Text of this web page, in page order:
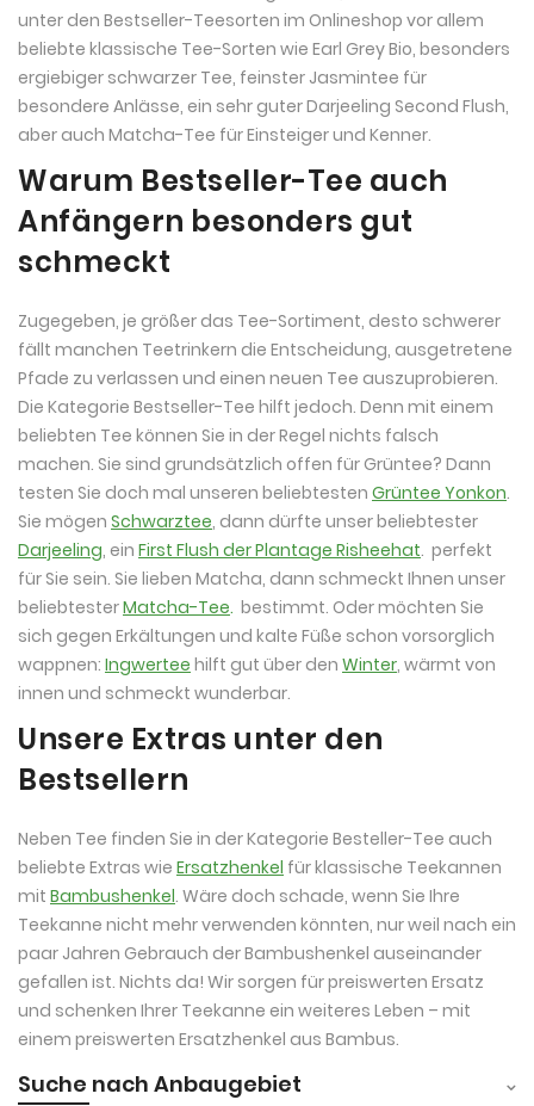
unter den Bestseller-Teesorten im Onlineshop vor allem
beliebte klassische Tee-Sorten wie Earl Grey Bio, besonders
ergiebiger schwarzer Tee, feinster Jasmintee für
besondere Anlässe, ein sehr guter Darjeeling Second Flush,
aber auch Matcha-Tee für Einsteiger und Kenner.
Warum Bestseller-Tee auch
Anfängern besonders gut
schmeckt
Zugegeben, je größer das Tee-Sortiment, desto schwerer
fällt manchen Teetrinkern die Entscheidung, ausgetretene
Pfade zu verlassen und einen neuen Tee auszuprobieren.
Die Kategorie Bestseller-Tee hilft jedoch. Denn mit einem
beliebten Tee können Sie in der Regel nichts falsch
machen. Sie sind grundsätzlich offen für Grüntee? Dann
testen Sie doch mal unseren beliebtesten Grüntee Yonkon.
Sie mögen Schwarztee, dann dürfte unser beliebtester
Darjeeling, ein First Flush der Plantage Risheehat. perfekt
für Sie sein. Sie lieben Matcha, dann schmeckt Ihnen unser
beliebtesterMatcha-Tee. bestimmt. Oder möchten Sie
sich gegen Erkältungen und kalte Füße schon vorsorglich
wappnen: Ingwertee hilft gut über den Winter, wärmt von
innen und schmeckt wunderbar.
Unsere Extras unter den
Bestsellern
Neben Tee finden Sie in der Kategorie Besteller-Tee auch
beliebte Extras wie Ersatzhenkel für klassische Teekannen
mit Bambushenkel. Wäre doch schade, wenn Sie Ihre
Teekanne nicht mehr verwenden könnten, nur weil nach ein
paar Jahren Gebrauch der Bambushenkel auseinander
gefallen ist. Nichts da! Wir sorgen für preiswerten Ersatz
und schenken Ihrer Teekanne ein weiteres Leben – mit
einem preiswerten Ersatzhenkel aus Bambus.
Suche nach Anbaugebiet